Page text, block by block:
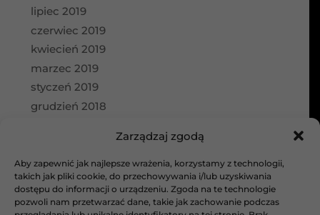
Zarządzaj zgodą
Aby zapewnić jak najlepsze wrażenia, korzystamy z technologii,
takich jak pliki cookie, do przechowywania i/lub uzyskiwania
dostępu do informacji o urządzeniu. Zgoda na te technologie
pozwoli nam przetwarzać dane, takie jak zachowanie podczas
lipiec 2019
czerwiec 2019
kwiecień 2019
marzec 2019
styczeń 2019
grudzień 2018
Kategorie
aktualności
Bez kategorii